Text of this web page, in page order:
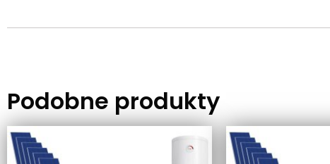
Podobne produkty